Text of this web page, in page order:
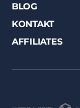
BLOG
KONTAKT
AFFILIATES